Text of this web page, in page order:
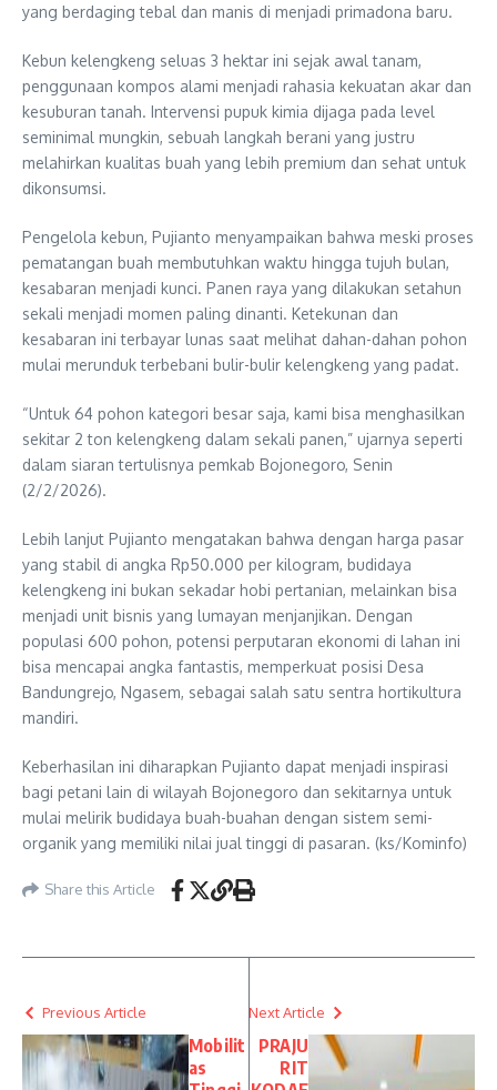
yang berdaging tebal dan manis di menjadi primadona baru.
Kebun kelengkeng seluas 3 hektar ini sejak awal tanam,
penggunaan kompos alami menjadi rahasia kekuatan akar dan
kesuburan tanah. Intervensi pupuk kimia dijaga pada level
seminimal mungkin, sebuah langkah berani yang justru
melahirkan kualitas buah yang lebih premium dan sehat untuk
dikonsumsi.
Pengelola kebun, Pujianto menyampaikan bahwa meski proses
pematangan buah membutuhkan waktu hingga tujuh bulan,
kesabaran menjadi kunci. Panen raya yang dilakukan setahun
sekali menjadi momen paling dinanti. Ketekunan dan
kesabaran ini terbayar lunas saat melihat dahan-dahan pohon
mulai merunduk terbebani bulir-bulir kelengkeng yang padat.
“Untuk 64 pohon kategori besar saja, kami bisa menghasilkan
sekitar 2 ton kelengkeng dalam sekali panen,” ujarnya seperti
dalam siaran tertulisnya pemkab Bojonegoro, Senin
(2/2/2026).
Lebih lanjut Pujianto mengatakan bahwa dengan harga pasar
yang stabil di angka Rp50.000 per kilogram, budidaya
kelengkeng ini bukan sekadar hobi pertanian, melainkan bisa
menjadi unit bisnis yang lumayan menjanjikan. Dengan
populasi 600 pohon, potensi perputaran ekonomi di lahan ini
bisa mencapai angka fantastis, memperkuat posisi Desa
Bandungrejo, Ngasem, sebagai salah satu sentra hortikultura
mandiri.
Keberhasilan ini diharapkan Pujianto dapat menjadi inspirasi
bagi petani lain di wilayah Bojonegoro dan sekitarnya untuk
mulai melirik budidaya buah-buahan dengan sistem semi-
organik yang memiliki nilai jual tinggi di pasaran. (ks/Kominfo)
Share this Article
Previous Article
Mobilit
as
Next Article
PRAJU
RIT